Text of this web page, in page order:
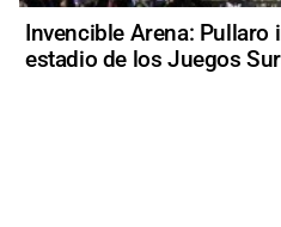
Invencible Arena: Pullaro
estadio de los Juegos